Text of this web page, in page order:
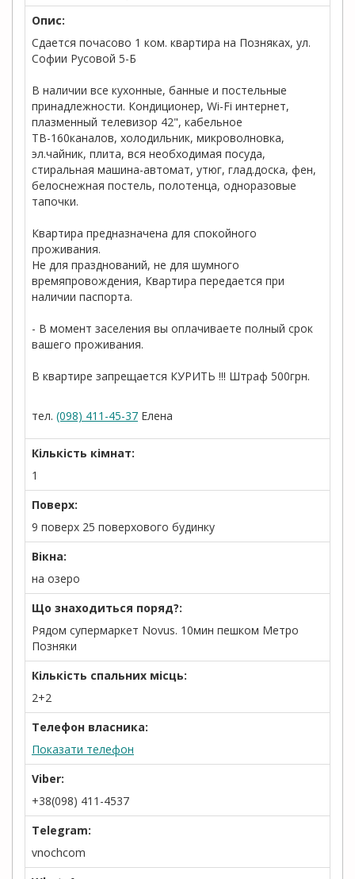
Опис:
Сдается почасово 1 ком. квартира на Позняках, ул.
Софии Русовой 5-Б
В наличии все кухонные, банные и постельные
принадлежности. Кондиционер, Wi-Fi интернет,
плазменный телевизор 42", кабельное
ТВ-160каналов, холодильник, микроволновка,
эл.чайник, плита, вся необходимая посуда,
стиральная машина-автомат, утюг, глад.доска, фен,
белоснежная постель, полотенца, одноразовые
тапочки.
Квартира предназначена для спокойного
проживания.
Не для празднований, не для шумного
времяпровождения, Квартира передается при
наличии паспорта.
- В момент заселения вы оплачиваете полный срок
вашего проживания.
В квартире запрещается КУРИТЬ !!! Штраф 500грн.
тел. (098) 411-45-37 Елена
Кількість кімнат:
1
Поверх:
9 поверх 25 поверхового будинку
Вікна:
на озеро
Що знаходиться поряд?:
Рядом супермаркет Novus. 10мин пешком Метро
Позняки
Кількість спальних місць:
2+2
Телефон власника:
Показати телефон
Viber:
+38(098) 411-4537
Telegram:
vnochcom